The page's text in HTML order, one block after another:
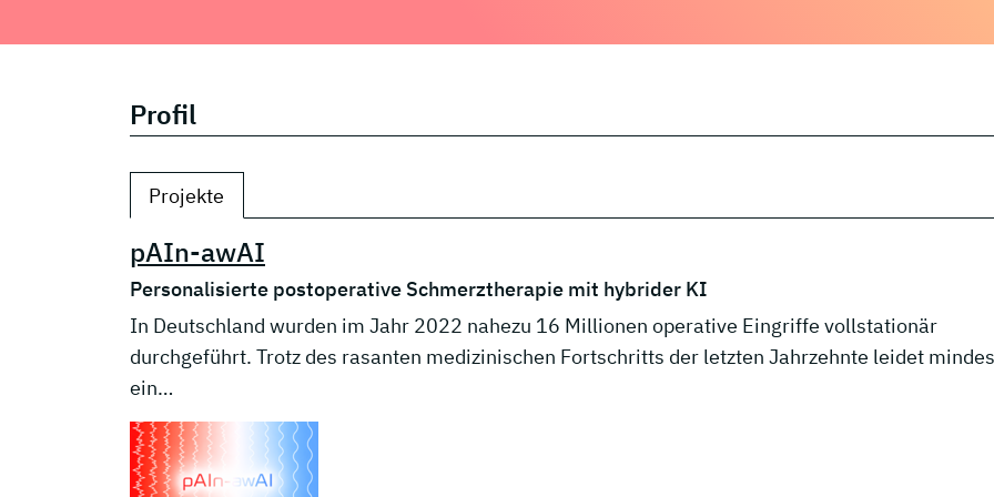
Profil
Projekte
pAIn-awAI
Personalisierte postoperative Schmerztherapie mit hybrider KI
In Deutschland wurden im Jahr 2022 nahezu 16 Millionen operative Eingriffe vollstationär
durchgeführt. Trotz des rasanten medizinischen Fortschritts der letzten Jahrzehnte leidet
ein…